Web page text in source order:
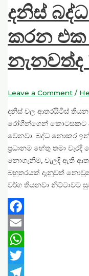
දනිස්
කරන
නැනවත්ද
Leave a Comment /
දනිස් වල ආතරයිටිස්
රෝගීන්ගෙන් කොටසකට
වෙනවා. බද්ධ නොකර
ප්‍රධානම හේතු තමා
නොගැනීම, වැලදී ඇති
බහුතරයක් දැනුවත්
වර්ග තියනවා නිට්ටාවට
Facebook
Email
WhatsApp
Twitter